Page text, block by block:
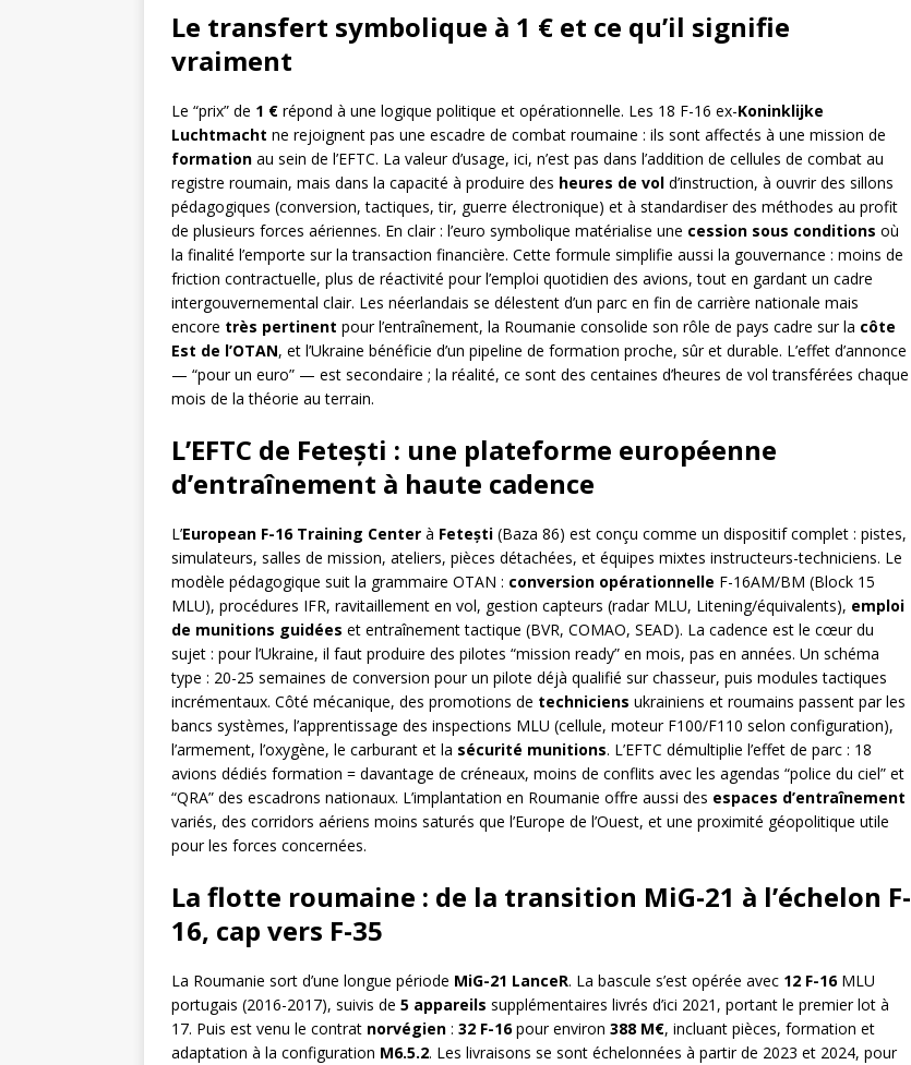
Le transfert symbolique à 1 € et ce qu’il signifie
vraiment
Le “prix” de 1 € répond à une logique politique et opérationnelle. Les 18 F-16 ex-Koninklijke
Luchtmacht ne rejoignent pas une escadre de combat roumaine : ils sont affectés à une mission de
formation au sein de l’EFTC. La valeur d’usage, ici, n’est pas dans l’addition de cellules de combat au
registre roumain, mais dans la capacité à produire des heures de vol d’instruction, à ouvrir des sillons
pédagogiques (conversion, tactiques, tir, guerre électronique) et à standardiser des méthodes au profit
de plusieurs forces aériennes. En clair : l’euro symbolique matérialise une cession sous conditions où
la finalité l’emporte sur la transaction financière. Cette formule simplifie aussi la gouvernance : moins de
friction contractuelle, plus de réactivité pour l’emploi quotidien des avions, tout en gardant un cadre
intergouvernemental clair. Les néerlandais se délestent d’un parc en fin de carrière nationale mais
encore très pertinent pour l’entraînement, la Roumanie consolide son rôle de pays cadre sur la côte
Est de l’OTAN, et l’Ukraine bénéficie d’un pipeline de formation proche, sûr et durable. L’effet d’annonce
— “pour un euro” — est secondaire ; la réalité, ce sont des centaines d’heures de vol transférées chaque
mois de la théorie au terrain.
L’EFTC de Fetești : une plateforme européenne
d’entraînement à haute cadence
L’European F-16 Training Center à Fetești (Baza 86) est conçu comme un dispositif complet : pistes,
simulateurs, salles de mission, ateliers, pièces détachées, et équipes mixtes instructeurs-techniciens. Le
modèle pédagogique suit la grammaire OTAN : conversion opérationnelle F-16AM/BM (Block 15
MLU), procédures IFR, ravitaillement en vol, gestion capteurs (radar MLU, Litening/équivalents), emploi
de munitions guidées et entraînement tactique (BVR, COMAO, SEAD). La cadence est le cœur du
sujet : pour l’Ukraine, il faut produire des pilotes “mission ready” en mois, pas en années. Un schéma
type : 20-25 semaines de conversion pour un pilote déjà qualifié sur chasseur, puis modules tactiques
incrémentaux. Côté mécanique, des promotions de techniciens ukrainiens et roumains passent par les
bancs systèmes, l’apprentissage des inspections MLU (cellule, moteur F100/F110 selon configuration),
l’armement, l’oxygène, le carburant et la sécurité munitions. L’EFTC démultiplie l’effet de parc : 18
avions dédiés formation = davantage de créneaux, moins de conflits avec les agendas “police du ciel” et
“QRA” des escadrons nationaux. L’implantation en Roumanie offre aussi des espaces d’entraînement
variés, des corridors aériens moins saturés que l’Europe de l’Ouest, et une proximité géopolitique utile
pour les forces concernées.
La flotte roumaine : de la transition MiG-21 à l’échelon F-
16, cap vers F-35
La Roumanie sort d’une longue période MiG-21 LanceR. La bascule s’est opérée avec 12 F-16MLU
portugais (2016-2017), suivis de 5 appareils supplémentaires livrés d’ici 2021, portant le premier lot à
17. Puis est venu le contrat norvégien : 32 F-16pour environ 388 M€, incluant pièces, formation et
adaptation à la configuration M6.5.2. Les livraisons se sont échelonnées à partir de 2023 et 2024, pour